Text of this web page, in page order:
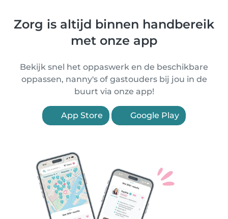
Zorg is altijd binnen handbereik
met onze app
Bekijk snel het oppaswerk en de beschikbare
oppassen, nanny's of gastouders bij jou in de
buurt via onze app!
App Store Google Play